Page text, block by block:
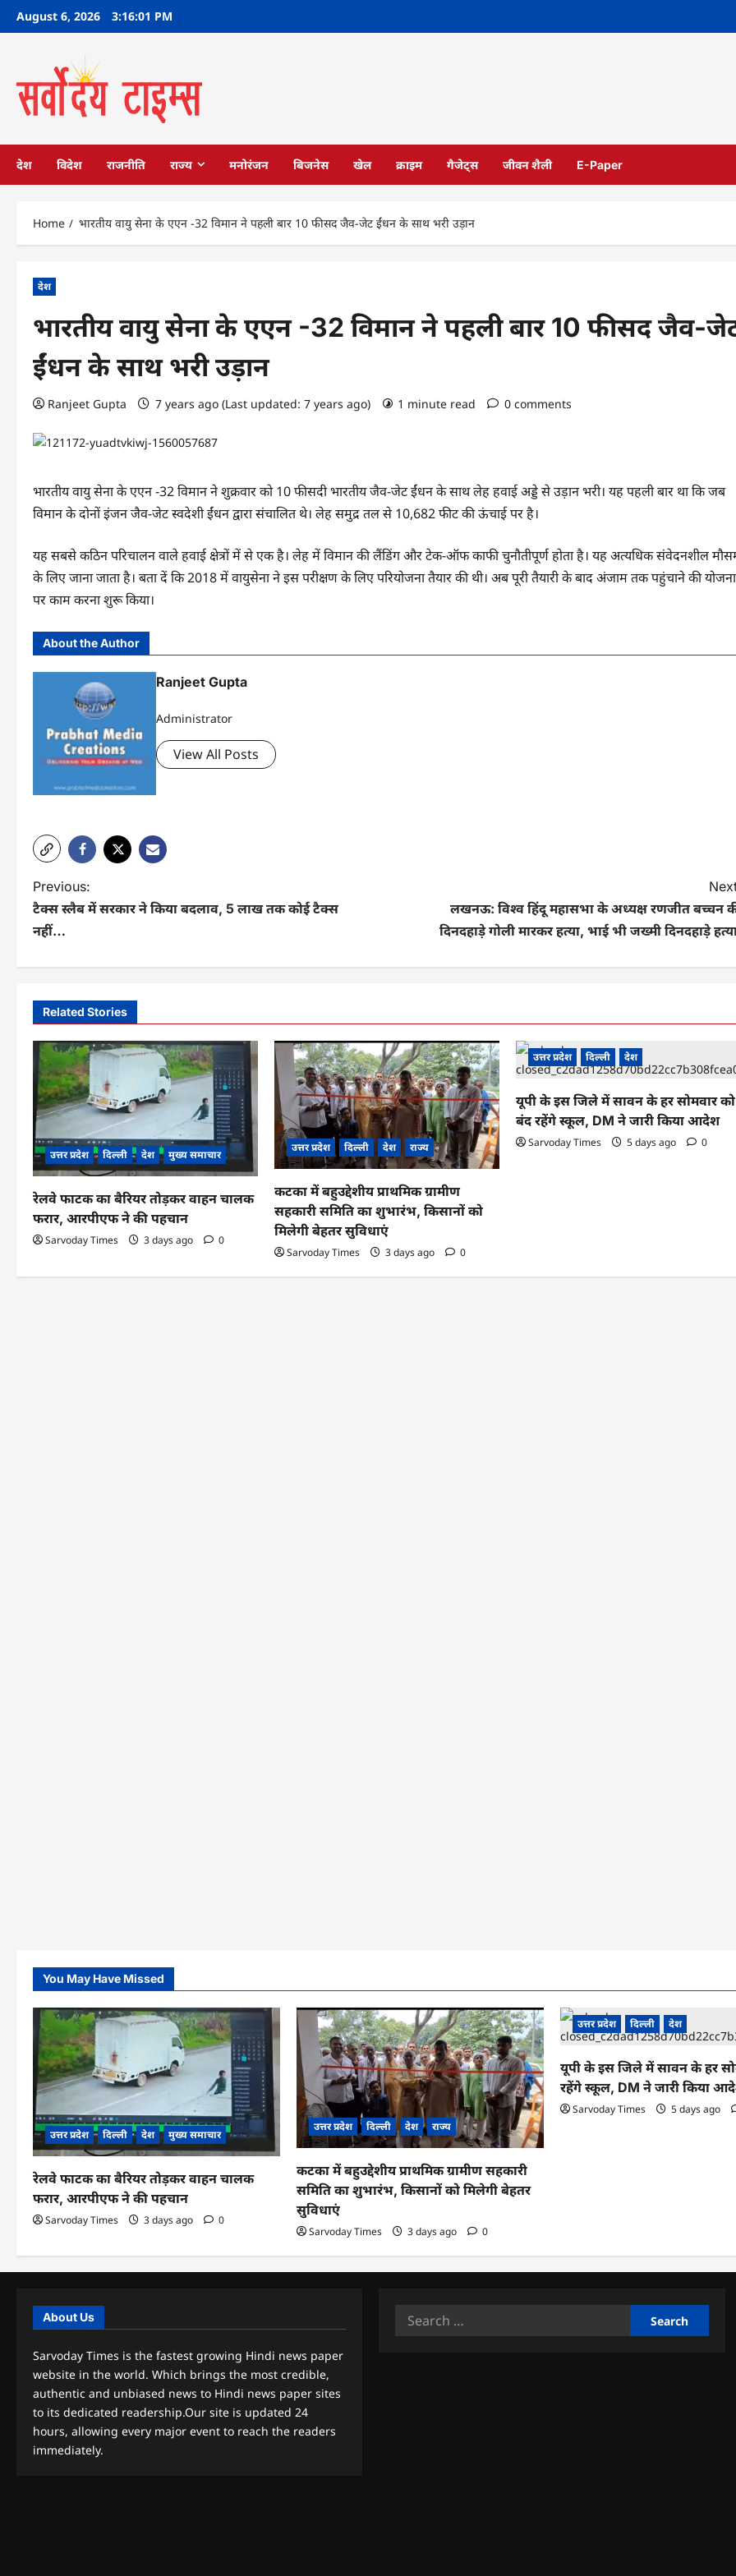
SkipAugust 6, 2026 3:16:02 PM
देश विदेश राजनीति राज्य मनोरंजन बिजनेस खेल क्राइम गैजेट्स जीवन शैली E-Paper
Home भारतीय वायु सेना के एएन -32 विमान ने पहली बार 10 फीसद जैव-जेट ईंधन के साथ भरी उड़ान
देश
भारतीय वायु सेना के एएन -32 विमान ने पहली बार 10 फीसद जैव-
ईंधन के साथ भरी उड़ान
Ranjeet Gupta 7 years ago (Last updated: 7 years ago) 1 minute read 0 comments
भारतीय वायु सेना के एएन -32 विमान ने शुक्रवार को 10 फीसदी भारतीय जैव-जेट ईंधन के साथ लेह हवाई अड्डे से उड़ान भरी। यह पहली बार था कि जब
विमान के दोनों इंजन जैव-जेट स्वदेशी ईंधन द्वारा संचालित थे। लेह समुद्र तल से 10,682 फीट की ऊंचाई पर है।
यह सबसे कठिन परिचालन वाले हवाई क्षेत्रों में से एक है। लेह में विमान की लैंडिंग और टेक-ऑफ काफी चुनौतीपूर्ण होता है। यह अत्यधिक संवेदनशील
के लिए जाना जाता है। बता दें कि 2018 में वायुसेना ने इस परीक्षण के लिए परियोजना तैयार की थी। अब पूरी तैयारी के बाद अंजाम तक पहुंचाने की योजना
पर काम करना शुरू किया।
About the Author
Ranjeet Gupta
Administrator
View All Posts
P
o
n
a
v
g
a
t
i
o
n
Previous:
टैक्स स्लैब में सरकार ने किया बदलाव, 5 लाख तक कोई टैक्स
नहीं…
लखनऊ: विश्व हिंदू महासभा के अध्यक्ष रणजीत बच्चन
दिनदहाड़े गोली मारकर हत्या, भाई भी जख्मी दिनदहाड़े
Related Stories
उत्तर प्रदेश दिल्ली देश मुख्य समाचार
रेलवे फाटक का बैरियर तोड़कर वाहन चालक
फरार, आरपीएफ ने की पहचान
Sarvoday Times 3 days ago 0
उत्तर प्रदेश दिल्ली देश राज्य
कटका में बहुउद्देशीय प्राथमिक ग्रामीण
सहकारी समिति का शुभारंभ, किसानों को
मिलेगी बेहतर सुविधाएं
Sarvoday Times 3 days ago 0
उत्तर प्रदेश दिल्ली देश
यूपी के इस जिले में सावन के हर सोमवार को
बंद रहेंगे स्कूल, DM ने जारी किया आदेश
Sarvoday Times 5 days ago 0
You May Have Missed
उत्तर प्रदेश दिल्ली देश मुख्य समाचार
रेलवे फाटक का बैरियर तोड़कर वाहन चालक
फरार, आरपीएफ ने की पहचान
Sarvoday Times 3 days ago 0
उत्तर प्रदेश दिल्ली देश राज्य
कटका में बहुउद्देशीय प्राथमिक ग्रामीण सहकारी
समिति का शुभारंभ, किसानों को मिलेगी बेहतर
सुविधाएं
Sarvoday Times 3 days ago 0
उत्तर प्रदेश दिल्ली देश
यूपी के इस जिले में सावन के हर
रहेंगे स्कूल, DM ने जारी किया
Sarvoday Times 5 days ago
About Us
Sarvoday Times is the fastest growing Hindi news paper
website in the world. Which brings the most credible,
authentic and unbiased news to Hindi news paper sites
to its dedicated readership.Our site is updated 24
hours, allowing every major event to reach the readers
immediately.
Search